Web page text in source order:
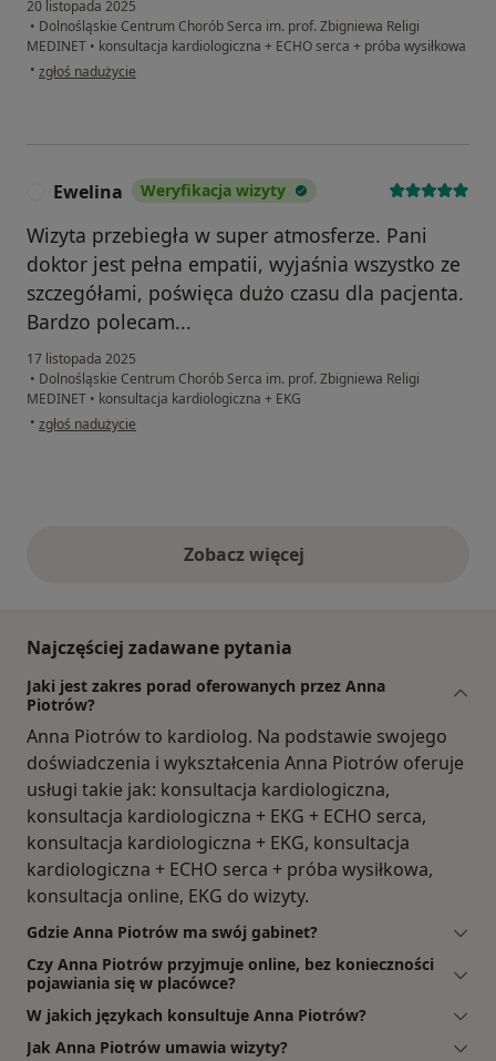
20 listopada 2025
• Dolnośląskie Centrum Chorób Serca im. prof. Zbigniewa Religi
MEDINET • konsultacja kardiologiczna + ECHO serca + próba wysiłkowa
• w opinii użytkownika Danuta
zgłoś nadużycie
Ewelina Weryfikacja wizyty
Wizyta przebiegła w super atmosferze. Pani
doktor jest pełna empatii, wyjaśnia wszystko ze
szczegółami, poświęca dużo czasu dla pacjenta.
Bardzo polecam...
17 listopada 2025
• Dolnośląskie Centrum Chorób Serca im. prof. Zbigniewa Religi
MEDINET • konsultacja kardiologiczna + EKG
• w opinii użytkownika Ewelina
zgłoś nadużycie
Zobacz więcejopinie powyżej
Najczęściej zadawane pytania
Jaki jest zakres porad oferowanych przez Anna
Piotrów?
Anna Piotrów to kardiolog. Na podstawie swojego
doświadczenia i wykształcenia Anna Piotrów oferuje
usługi takie jak: konsultacja kardiologiczna,
konsultacja kardiologiczna + EKG + ECHO serca,
konsultacja kardiologiczna + EKG, konsultacja
kardiologiczna + ECHO serca + próba wysiłkowa,
konsultacja online, EKG do wizyty.
Gdzie Anna Piotrów ma swój gabinet?
Czy Anna Piotrów przyjmuje online, bez konieczności
pojawiania się w placówce?
W jakich językach konsultuje Anna Piotrów?
Jak Anna Piotrów umawia wizyty?